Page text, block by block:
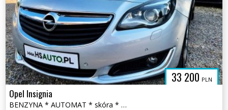
33 200 PLN
Opel Insignia
BENZYNA * AUTOMAT * skóra * martwa strefa * KAMERA * nawigacja * lift